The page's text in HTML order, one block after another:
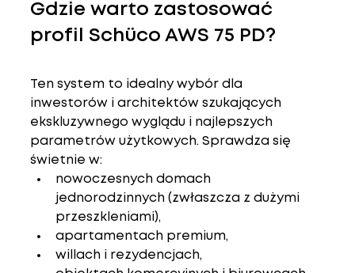
Gdzie warto zastosować
profil Schüco AWS 75 PD?
Ten system to idealny wybór dla
inwestorów i architektów szukających
ekskluzywnego wyglądu i najlepszych
parametrów użytkowych. Sprawdza się
świetnie w:
nowoczesnych domach
jednorodzinnych (zwłaszcza z dużymi
przeszkleniami),
apartamentach premium,
willach i rezydencjach,